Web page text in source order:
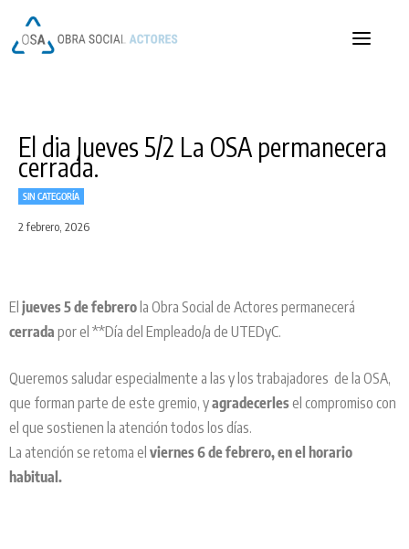
SIN CATEGORÍA
El dia Jueves 5/2 La OSA permanecera
cerrada.
2 febrero, 2026
El jueves 5 de febrero la Obra Social de Actores permanecerá
cerrada por el **Día del Empleado/a de UTEDyC.
Queremos saludar especialmente a las y los trabajadores de la OSA,
que forman parte de este gremio, yagradecerlesel compromiso con
el que sostienen la atención todos los días.
La atención se retoma el viernes 6 de febrero, en el horario
habitual.